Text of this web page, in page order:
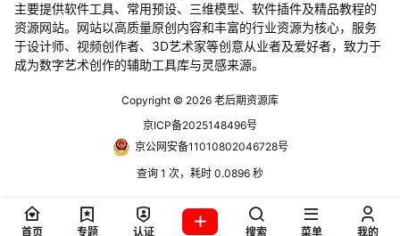
主要提供软件工具、常用预设、三维模型、软件插件及精品教程的
资源网站。网站以高质量原创内容和丰富的行业资源为核心，服务
于设计师、视频创作者、3D艺术家等创意从业者及爱好者，致力于
成为数字艺术创作的辅助工具库与灵感来源。
Copyright © 2026 老后期资源库
京ICP备2025148496号
京公网安备11010802046728号
查询 1 次，耗时 0.0896 秒
首页 专题 认证 搜索 菜单 我的